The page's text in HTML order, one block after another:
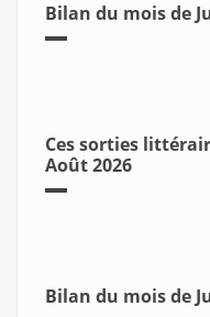
Bilan du mois de
Ces sorties
Août 2026
Bilan du mois de